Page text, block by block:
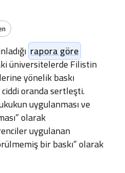
rapora göre
üniversitelerde Filistin
yönelik baskı
oranda sertleşti.
uygulanması ve
olarak
uygulanan
bir baskı” olarak